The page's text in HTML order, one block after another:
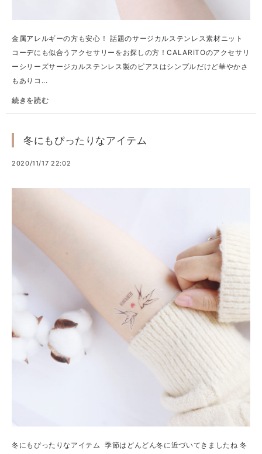
金属アレルギーの方も安心！ 話題のサージカルステンレス素材ニット
コーデにも似合うアクセサリーをお探しの方！CALARITOのアクセサリ
ーシリーズサージカルステンレス製のピアスはシンプルだけど華やかさ
もありコ...
続きを読む
冬にもぴったりなアイテム
2020/11/17 22:02
冬にもぴったりなアイテム 季節はどんどん冬に近づいてきましたね 冬